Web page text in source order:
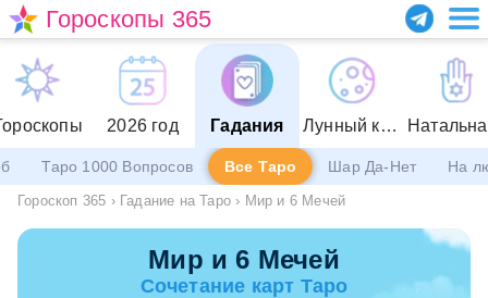
Гороскопы 365
2026 год Гадания Лунный календарь
Таро 1000 Вопросов Все Таро Шар Да-Нет На
Гороскоп 365 › Гадание на Таро › Мир и 6 Мечей
Мир и 6 Мечей
Сочетание карт Таро